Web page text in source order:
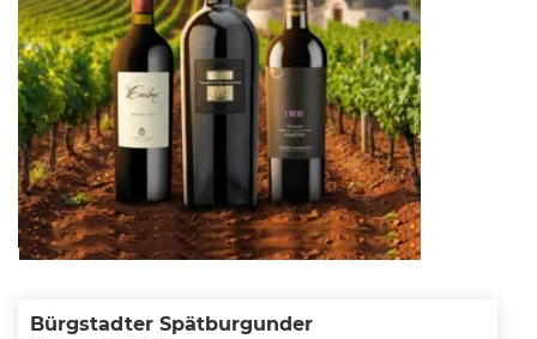
Bürgstadter Spätburgunder